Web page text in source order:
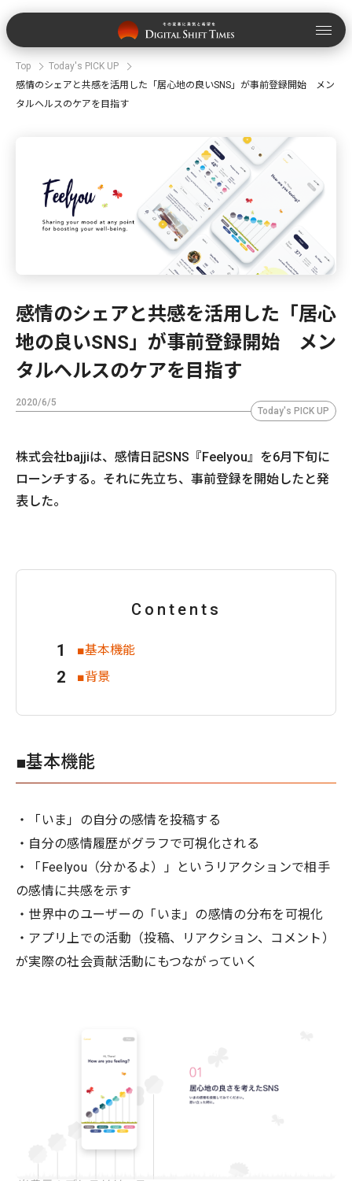
Top
Today's PICK UP
感情のシェアと共感を活用した「居心地の良いSNS」が事前登録開始 メン
タルヘルスのケアを目指す
感情のシェアと共感を活用した「居心
地の良いSNS」が事前登録開始 メン
タルヘルスのケアを目指す
2020/6/5
Today's PICK UP
株式会社bajjiは、感情日記SNS『Feelyou』を6月下旬に
ローンチする。それに先立ち、事前登録を開始したと発
表した。
Contents
■基本機能
■背景
■基本機能
・「いま」の自分の感情を投稿する
・自分の感情履歴がグラフで可視化される
・「Feelyou（分かるよ）」というリアクションで相手
の感情に共感を示す
・世界中のユーザーの「いま」の感情の分布を可視化
・アプリ上での活動（投稿、リアクション、コメント）
が実際の社会貢献活動にもつながっていく